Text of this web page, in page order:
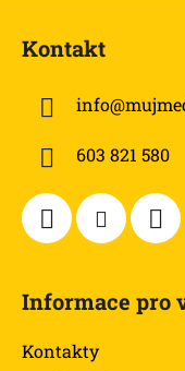
Kontakt
info@
603 821 580
Informace pro
Kontakty